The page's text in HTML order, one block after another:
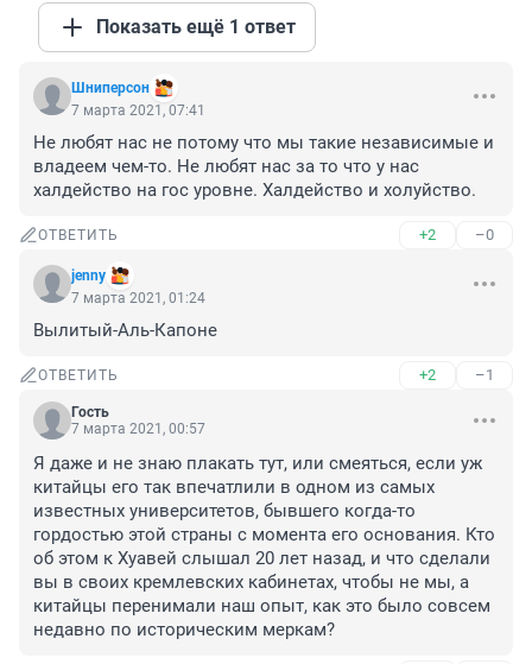
Показать ещё 1 ответ
Шниперсон
7 марта 2021, 07:41
Не любят нас не потому что мы такие независимые и
владеем чем-то. Не любят нас за то что у нас
халдейство на гос уровне. Халдейство и холуйство.
ОТВЕТИТЬ +2 –0
jenny
7 марта 2021, 01:24
Вылитый-Аль-Капоне
ОТВЕТИТЬ +2 –1
Гость
7 марта 2021, 00:57
Я даже и не знаю плакать тут, или смеяться, если уж
китайцы его так впечатлили в одном из самых
известных университетов, бывшего когда-то
гордостью этой страны с момента его основания. Кто
об этом к Хуавей слышал 20 лет назад, и что сделали
вы в своих кремлевских кабинетах, чтобы не мы, а
китайцы перенимали наш опыт, как это было совсем
недавно по историческим меркам?